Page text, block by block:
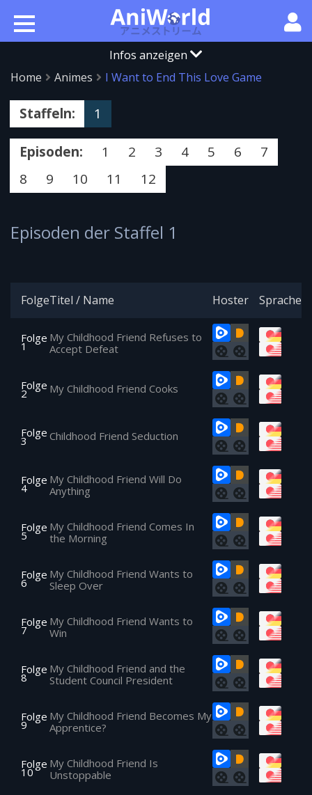
Infos anzeigen
Home
Animes I Want to End This Love Game
Staffeln: 1
Episoden: 1 2 3 4 5 6
7
8
9 10 11 12
Episoden der Staffel 1
FolgeTitel / Name Hoster Sprache
Folge
1
My Childhood Friend Refuses to
Accept Defeat
Folge
2 My Childhood Friend Cooks
Folge
3 Childhood Friend Seduction
Folge
4
My Childhood Friend Will Do
Anything
Folge
5
My Childhood Friend Comes In
the Morning
Folge
6
My Childhood Friend Wants to
Sleep Over
Folge
7
My Childhood Friend Wants to
Win
Folge
8
My Childhood Friend and the
Student Council President
Folge
9
My Childhood Friend Becomes My
Apprentice?
Folge
10
My Childhood Friend Is
Unstoppable